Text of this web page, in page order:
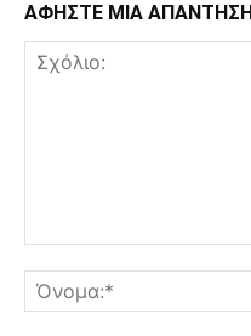
ΑΦΗΣΤΕ ΜΙΑ ΑΠΑΝΤΗΣΗ